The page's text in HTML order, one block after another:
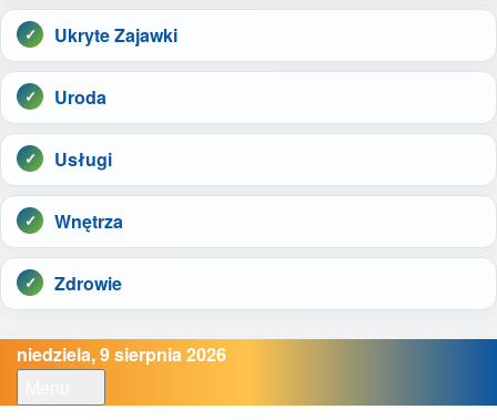
Ukryte Zajawki
Uroda
Usługi
Wnętrza
Zdrowie
niedziela, 9 sierpnia 2026